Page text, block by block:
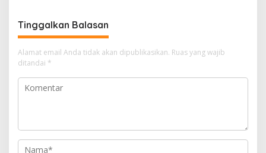
Tinggalkan Balasan
Alamat email Anda tidak akan dipublikasikan. Ruas yang wajib
ditandai *